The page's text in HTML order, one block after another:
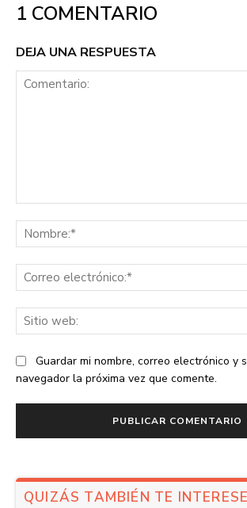
1 COMENTARIO
DEJA UNA RESPUESTA
Guardar mi nombre, correo electrónico y
navegador la próxima vez que comente.
QUIZÁS TAMBIÉN TE